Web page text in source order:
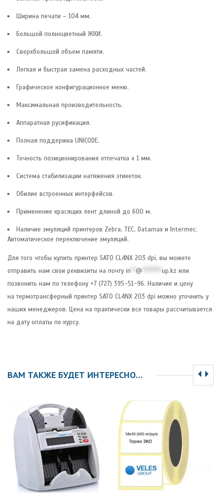
Ширина печати – 104 мм.
Большой полноцветный ЖКИ.
Сверхбольшой объем памяти.
Легкая и быстрая замена расходных частей.
Графическое конфигурационное меню.
Максимальная производительность.
Аппаратная русификация.
Полная поддержка UNICODE.
Точность позиционирования отпечатка ± 1 мм.
Система стабилизации натяжения этикеток.
Обилие встроенных интерфейсов.
Применение красящих лент длиной до 600 м.
Наличие эмуляций принтеров Zebra, TEC, Datamaх и Intermec.
Автоматическое переключение эмуляций.
Для того чтобы купить принтер SATO CL4NX 203 dpi, вы можете
отправить нам свои реквизиты на почту in @ up.kz или
позвонить нам по телефону +7 (727) 395-51-96. Наличие и цену
на термотрансферный принтер SATO CL4NX 203 dpi можно уточнить у
наших менеджеров. Цена на практически все товары рассчитывается
на дату оплаты по курсу.
ВАМ ТАКЖЕ БУДЕТ ИНТЕРЕСНО…